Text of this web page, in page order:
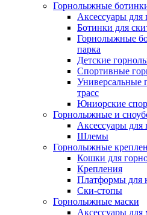
Горнолыжные
Аксессуары
Ботинки для
Горнолыжные
парка
Детские
Спортивные
Универсальные
трасс
Юниорские
Горнолыжные и
Аксессуары
Шлемы
Горнолыжные
Кошки для
Крепления
Платформы для
Ски-стопы
Горнолыжные маски
Аксессуары для